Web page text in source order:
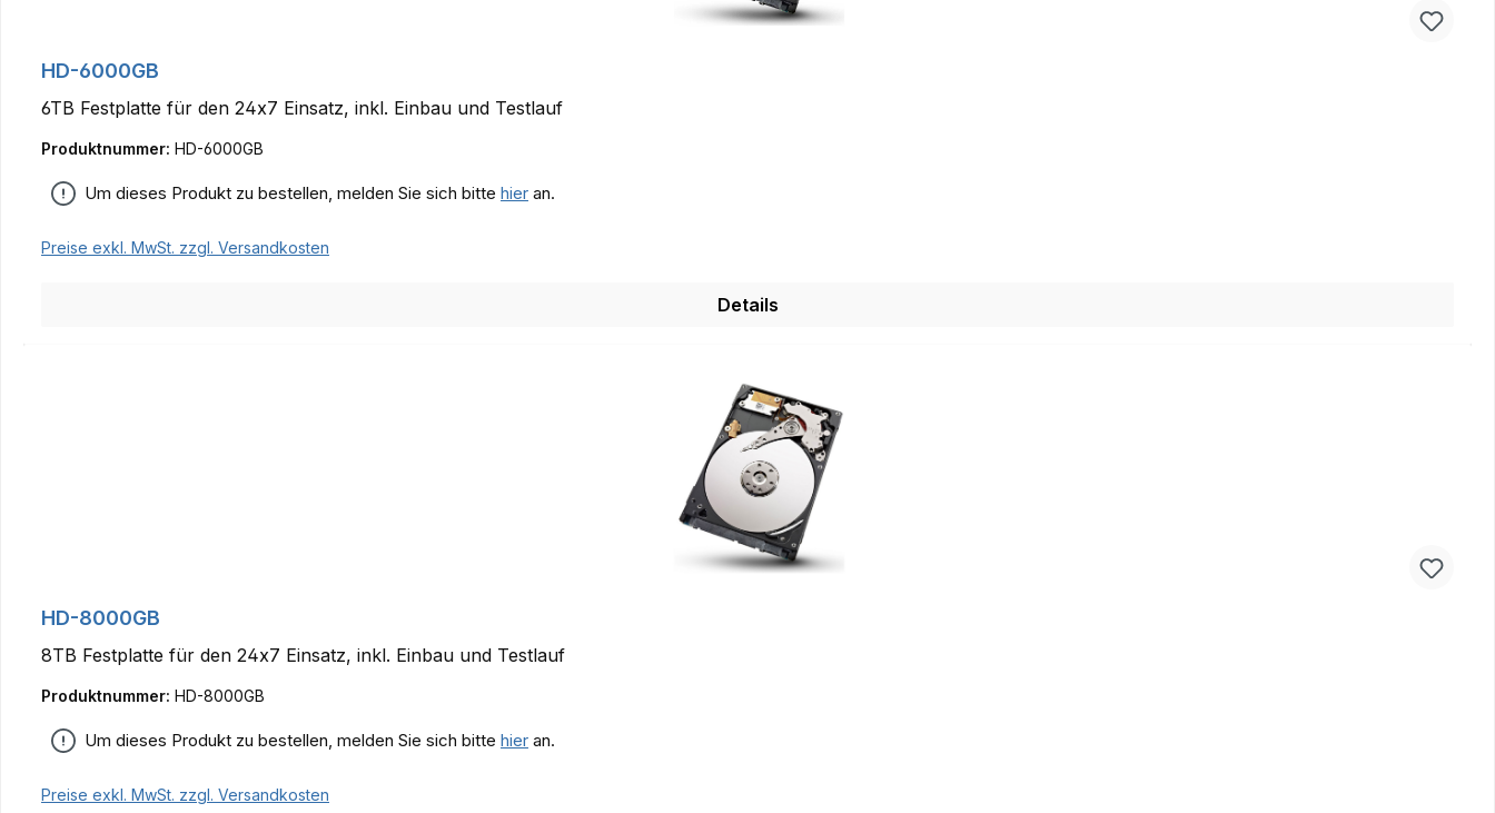
HD-6000GB
6TB Festplatte für den 24x7 Einsatz, inkl. Einbau und Testlauf
Produktnummer: HD-6000GB
Um dieses Produkt zu bestellen, melden Sie sich bitte hier an.
Preise exkl. MwSt. zzgl. Versandkosten
Details
HD-8000GB
8TB Festplatte für den 24x7 Einsatz, inkl. Einbau und Testlauf
Produktnummer: HD-8000GB
Um dieses Produkt zu bestellen, melden Sie sich bitte hier an.
Preise exkl. MwSt. zzgl. Versandkosten